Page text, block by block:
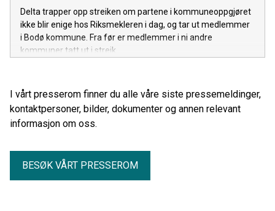
Delta trapper opp streiken om partene i kommuneoppgjøret
ikke blir enige hos Riksmekleren i dag, og tar ut medlemmer
i Bodø kommune. Fra før er medlemmer i ni andre
kommuner tatt ut i streik.
I vårt presserom finner du alle våre siste pressemeldinger,
kontaktpersoner, bilder, dokumenter og annen relevant
informasjon om oss.
BESØK VÅRT PRESSEROM